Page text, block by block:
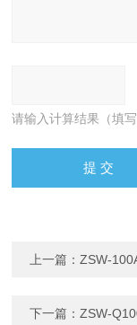
请输入计算结果（填
上一篇：ZSW-
下一篇：ZSW-